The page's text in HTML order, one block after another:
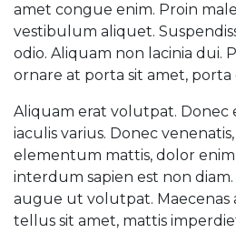
amet congue enim. Proin
vestibulum aliquet.
odio. Aliquam non lacinia dui.
ornare at porta sit amet, porta
Aliquam erat volutpat. Donec
iaculis varius. Donec
elementum mattis, dolor
interdum sapien est non
augue ut volutpat.
tellus sit amet, mattis